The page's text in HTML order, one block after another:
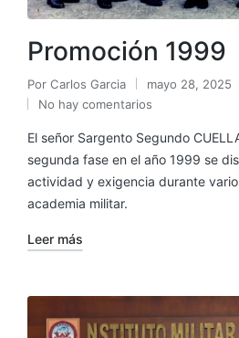
Promoción 1999
Por Carlos Garcia mayo 28, 2025
No hay comentarios
El señor Sargento Segundo
segunda fase en el año 1999 se
actividad y exigencia durante
academia militar.
Leer más